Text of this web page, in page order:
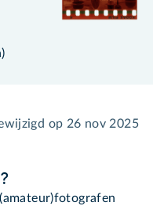
)
op 26 nov 2025